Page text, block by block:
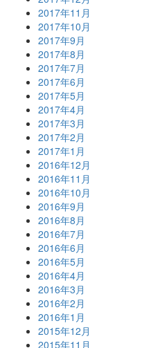
2017年11月
2017年10月
2017年9月
2017年8月
2017年7月
2017年6月
2017年5月
2017年4月
2017年3月
2017年2月
2017年1月
2016年12月
2016年11月
2016年10月
2016年9月
2016年8月
2016年7月
2016年6月
2016年5月
2016年4月
2016年3月
2016年2月
2016年1月
2015年12月
2015年11月